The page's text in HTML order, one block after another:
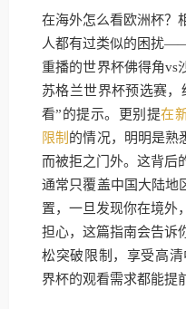
在海外怎么看欧洲杯？
人都有过类似的困扰
重播的世界杯佛得角vs
苏格兰世界杯预选赛
看”的提示。更别提在
限制 的情况，明明是熟
而被拒之门外。这背后
通常只覆盖中国大陆地
置，一旦发现你在境外
担心，这篇指南会告诉
松突破限制，享受高
界杯的观看需求都能提